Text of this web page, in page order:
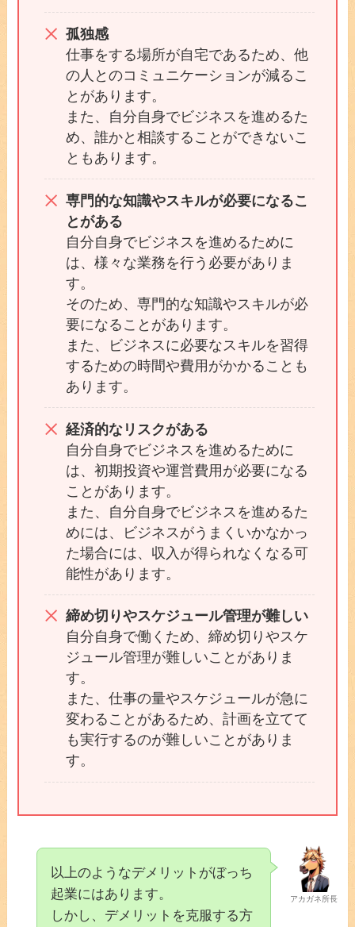
孤独感
仕事をする場所が自宅であるため、他
の人とのコミュニケーションが減るこ
とがあります。
また、自分自身でビジネスを進めるた
め、誰かと相談することができないこ
ともあります。
専門的な知識やスキルが必要になるこ
とがある
自分自身でビジネスを進めるために
は、様々な業務を行う必要がありま
す。
そのため、専門的な知識やスキルが必
要になることがあります。
また、ビジネスに必要なスキルを習得
するための時間や費用がかかることも
あります。
経済的なリスクがある
自分自身でビジネスを進めるために
は、初期投資や運営費用が必要になる
ことがあります。
また、自分自身でビジネスを進めるた
めには、ビジネスがうまくいかなかっ
た場合には、収入が得られなくなる可
能性があります。
締め切りやスケジュール管理が難しい
自分自身で働くため、締め切りやスケ
ジュール管理が難しいことがありま
す。
また、仕事の量やスケジュールが急に
変わることがあるため、計画を立てて
も実行するのが難しいことがありま
す。
アカガネ所長
以上のようなデメリットがぼっち
起業にはあります。
しかし、デメリットを克服する方